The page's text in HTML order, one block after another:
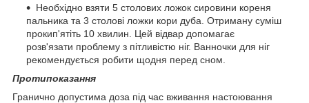
Необхідно взяти 5 столових ложок сировини кореня
пальника та 3 столові ложки кори дуба. Отриману суміш
прокип'ятіть 10 хвилин. Цей відвар допомагає
розв'язати проблему з пітливістю ніг. Ванночки для ніг
рекомендується робити щодня перед сном.
Протипоказання
Гранично допустима доза під час вживання настоювання